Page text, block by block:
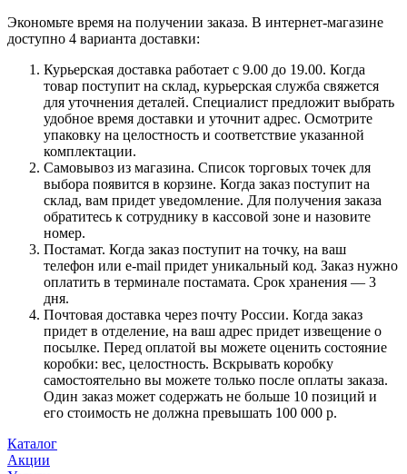
Экономьте время на получении заказа. В интернет-магазине
доступно 4 варианта доставки:
Курьерская доставка работает с 9.00 до 19.00. Когда
товар поступит на склад, курьерская служба свяжется
для уточнения деталей. Специалист предложит выбрать
удобное время доставки и уточнит адрес. Осмотрите
упаковку на целостность и соответствие указанной
комплектации.
Самовывоз из магазина. Список торговых точек для
выбора появится в корзине. Когда заказ поступит на
склад, вам придет уведомление. Для получения заказа
обратитесь к сотруднику в кассовой зоне и назовите
номер.
Постамат. Когда заказ поступит на точку, на ваш
телефон или e-mail придет уникальный код. Заказ нужно
оплатить в терминале постамата. Срок хранения — 3
дня.
Почтовая доставка через почту России. Когда заказ
придет в отделение, на ваш адрес придет извещение о
посылке. Перед оплатой вы можете оценить состояние
коробки: вес, целостность. Вскрывать коробку
самостоятельно вы можете только после оплаты заказа.
Один заказ может содержать не больше 10 позиций и
его стоимость не должна превышать 100 000 р.
Каталог
Акции